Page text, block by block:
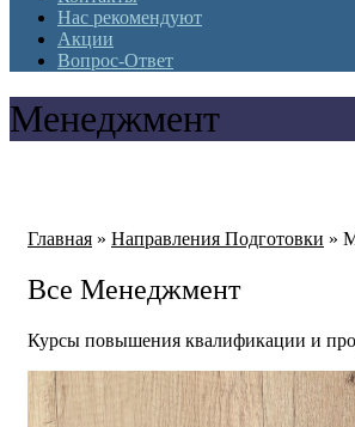
Нас рекомендуют
Акции
Вопрос-Ответ
Менеджмент
Главная » Направления Подготовки »
Все Менеджмент
Курсы повышения квалификации и